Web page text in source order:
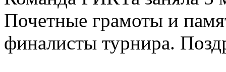
Почетные грамоты и
финалисты турнира.